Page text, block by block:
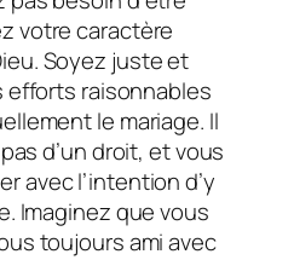
votre caractère
Soyez juste et
efforts raisonnables
le mariage. Il
d’un droit, et vous
avec l’intention d’y
Imaginez que vous
toujours ami avec